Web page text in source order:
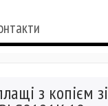
з копієм зі